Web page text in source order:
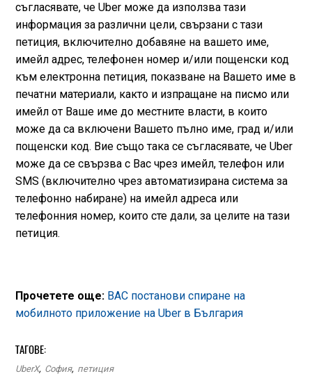
съгласявате, че Uber може да използва тази
информация за различни цели, свързани с тази
петиция, включително добавяне на вашето име,
имейл адрес, телефонен номер и/или пощенски код
към електронна петиция, показване на Вашето име в
печатни материали, както и изпращане на писмо или
имейл от Ваше име до местните власти, в които
може да са включени Вашето пълно име, град и/или
пощенски код. Вие също така се съгласявате, че Uber
може да се свързва с Вас чрез имейл, телефон или
SMS (включително чрез автоматизирана система за
телефонно набиране) на имейл адреса или
телефонния номер, които сте дали, за целите на тази
петиция.
Прочетете още: ВАС постанови спиране на
мобилното приложение на Uber в България
ТАГОВЕ:
UberX, София, петиция